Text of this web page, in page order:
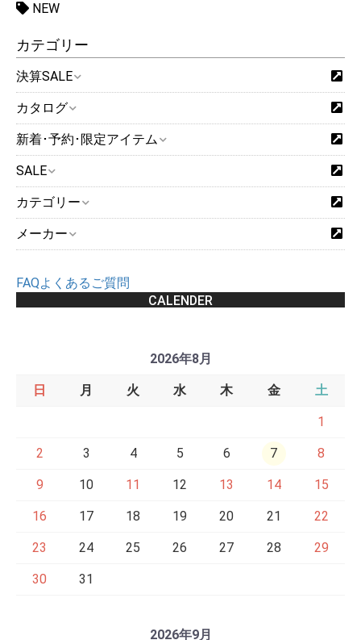
NEW
カテゴリー
決算SALE
カタログ
新着･予約･限定アイテム
SALE
カテゴリー
メーカー
FAQよくあるご質問
CALENDER
2026年8月
日 月 火 水 木 金 土
1
2 3 4 5 6 7 8
9 10 11 12 13 14 15
16 17 18 19 20 21 22
23 24 25 26 27 28 29
30 31
2026年9月